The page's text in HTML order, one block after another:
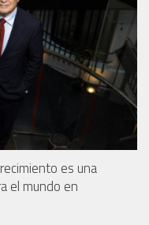
es una
el mundo en